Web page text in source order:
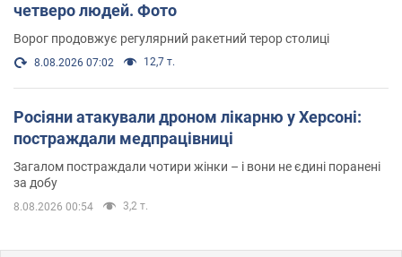
четверо людей. Фото
Ворог продовжує регулярний ракетний терор столиці
8.08.2026 07:02 12,7 т.
Росіяни атакували дроном лікарню у Херсоні:
постраждали медпрацівниці
Загалом постраждали чотири жінки – і вони не єдині поранені
за добу
8.08.2026 00:54 3,2 т.